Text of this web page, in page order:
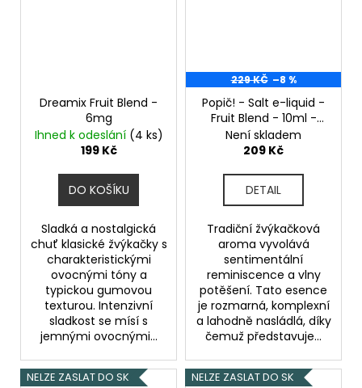
Dreamix Fruit Blend -
6mg
Ihned k odeslání (4 ks)
199 Kč
DO KOŠÍKU
Sladká a nostalgická
chuť klasické žvýkačky s
charakteristickými
ovocnými tóny a
typickou gumovou
texturou. Intenzivní
sladkost se mísí s
jemnými ovocnými...
229 KČ –8 %
Popič! - Salt e-liquid -
Fruit Blend - 10ml -
20mg
Není skladem
209 Kč
DETAIL
Tradiční žvýkačková
aroma vyvolává
sentimentální
reminiscence a vlny
potěšení. Tato esence
je rozmarná, komplexní
a lahodně nasládlá, díky
čemuž představuje...
NELZE ZASLAT DO SK NELZE ZASLAT DO SK